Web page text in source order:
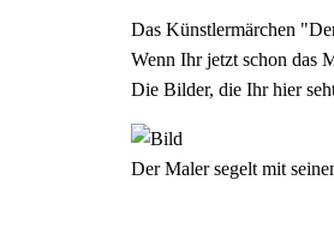
Das Künstlermärchen
Wenn Ihr jetzt schon das
Die Bilder, die Ihr hier
Der Maler segelt mit